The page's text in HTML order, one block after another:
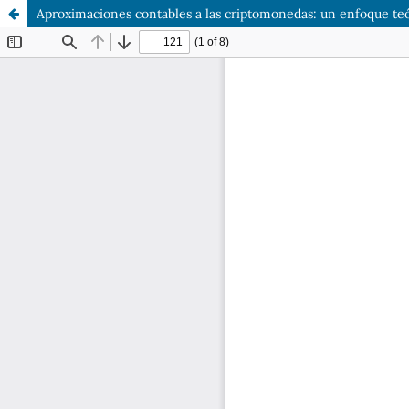
Aproximaciones contables a las criptomonedas: un enfoque